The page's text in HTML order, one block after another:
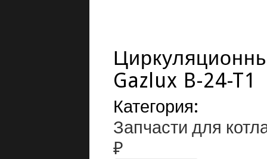
Gazlux B-24-T1
Категория:
Запчасти для
₽